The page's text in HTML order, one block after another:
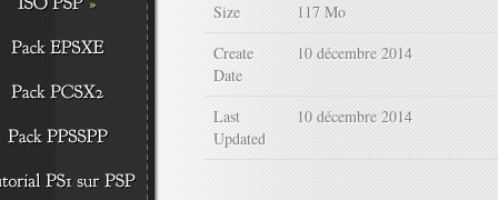
Size
117 Mo
Create
Date
10 décembre 2014
Last
Updated
10 décembre 2014